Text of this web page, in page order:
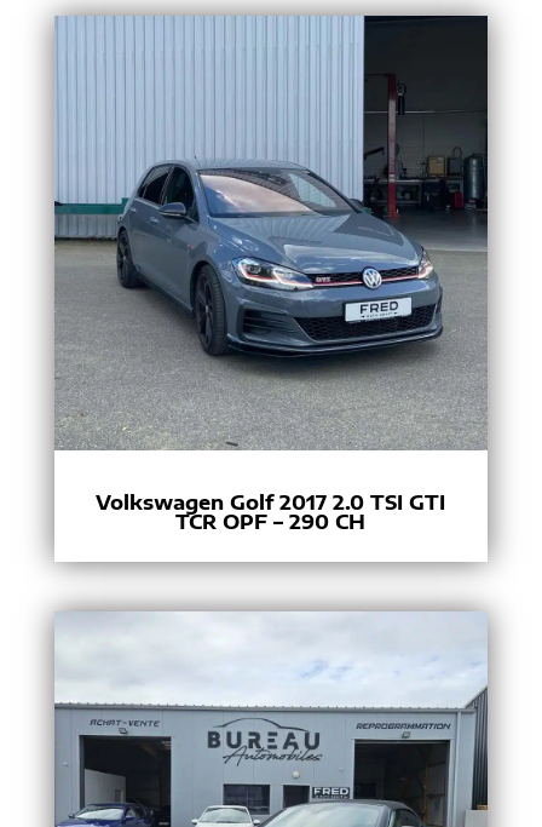
Volkswagen Golf 2017 2.0 TSI GTI
TCR OPF – 290 CH